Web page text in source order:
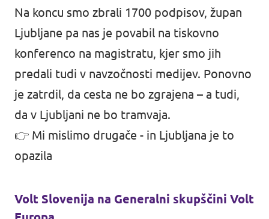
Na koncu smo zbrali 1700 podpisov, župan
Ljubljane pa nas je povabil na tiskovno
konferenco na magistratu, kjer smo jih
predali tudi v navzočnosti medijev. Ponovno
je zatrdil, da cesta ne bo zgrajena – a tudi,
da v Ljubljani ne bo tramvaja.
👉 Mi mislimo drugače - in Ljubljana je to
opazila
Volt Slovenija na Generalni skupščini Volt